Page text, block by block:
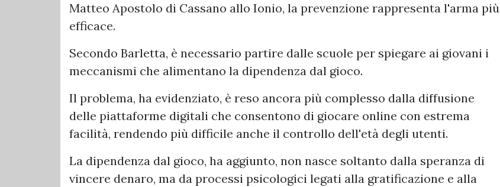
Matteo Apostolo di Cassano allo Ionio, la prevenzione rappresenta l'arma più
efficace.
Secondo Barletta, è necessario partire dalle scuole per spiegare ai giovani i
meccanismi che alimentano la dipendenza dal gioco.
Il problema, ha evidenziato, è reso ancora più complesso dalla diffusione
delle piattaforme digitali che consentono di giocare online con estrema
facilità, rendendo più difficile anche il controllo dell'età degli utenti.
La dipendenza dal gioco, ha aggiunto, non nasce soltanto dalla speranza di
vincere denaro, ma da processi psicologici legati alla gratificazione e alla